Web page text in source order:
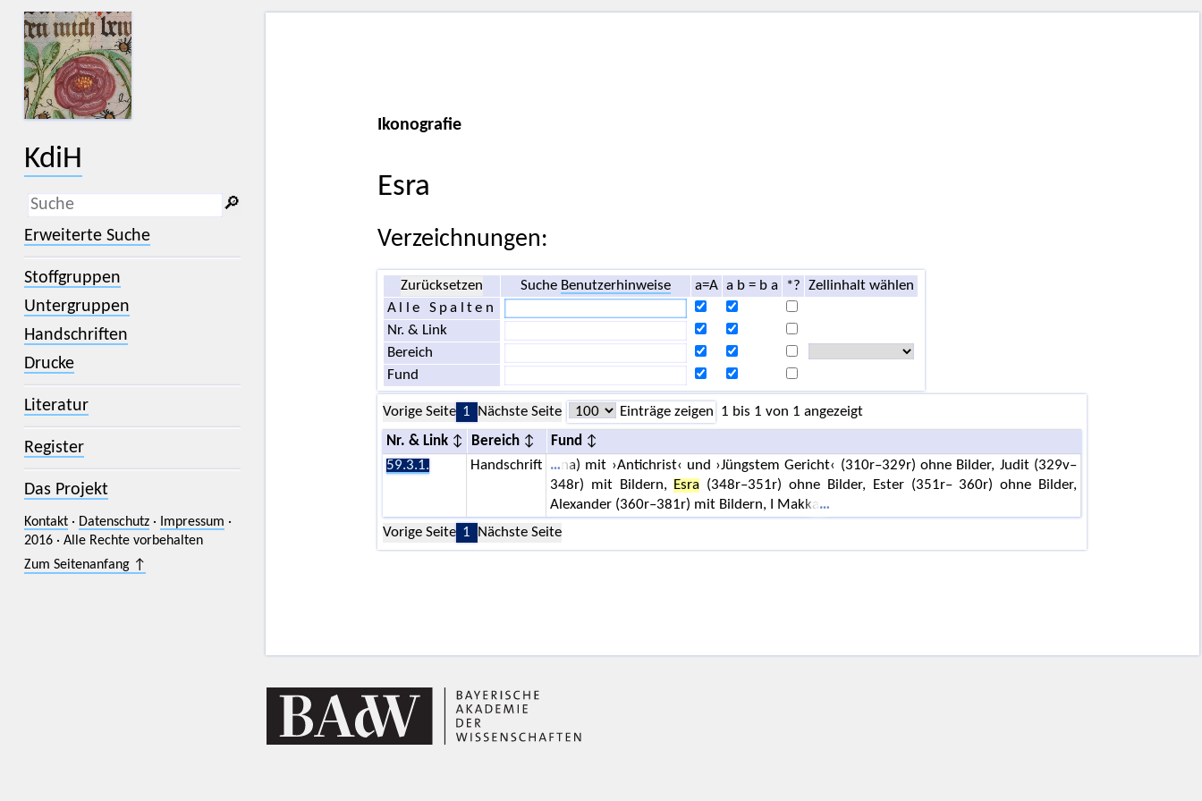
KdiH
_
(der Unterstrich) ist Platzhalter für
genau ein Zeichen.
% (das Prozentzeichen) ist Platzhalter
für kein, ein oder mehr als ein
🔎︎
Erweiterte Suche
Stoffgruppen
Untergruppen
Handschriften
Drucke
Literatur
Register
Das Projekt
Kontakt· Datenschutz· Impressum ·
2016 · Alle Rechte vorbehalten
Zum Seitenanfang ↑
Ikonografie
Esra
Verzeichnungen:
Zurücksetzen Suche Benutzerhinweise a=A a b = b a *?
Zellinhalt wählen
Alle Spalten
Nr. & Link
Bereich
Fund
Vorige Seite 1 Nächste Seite Einträge zeigen 1 bis 1 von 1 angezeigt
Nr. & Link Bereich
Fund
59.3.1.
Handschrift
na) mit ›Antichrist‹ und ›Jüngstem Gericht‹ (310r–329r) ohne Bilder, Judit (329v–
348r) mit Bildern, Esra (348r–351r) ohne Bilder, Ester (351r– 360r) ohne Bilder,
Alexander (360r–381r) mit Bildern, I Makka
Vorige Seite 1 Nächste Seite